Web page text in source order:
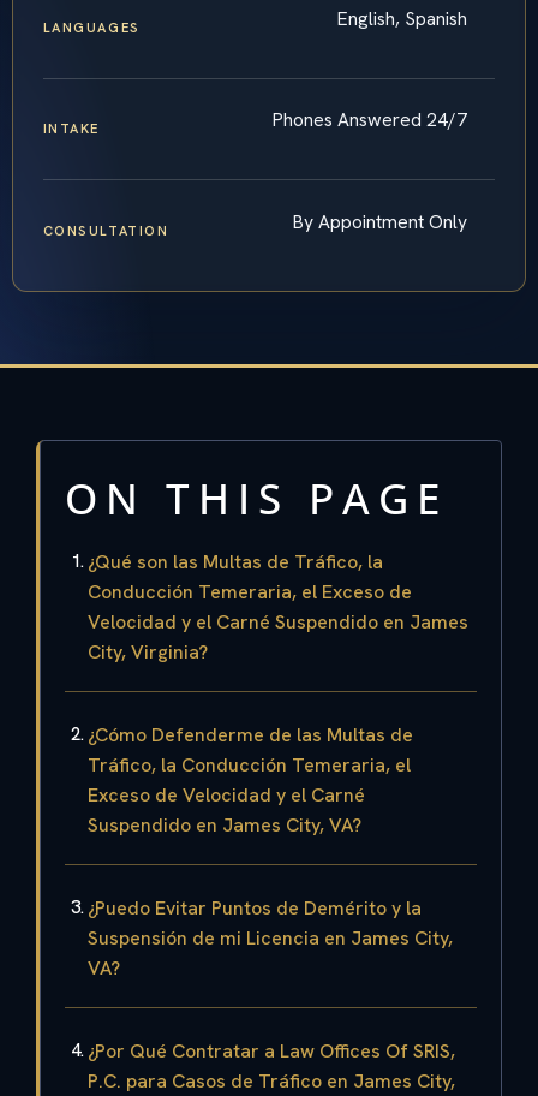
LANGUAGES English, Spanish
INTAKE Phones Answered 24/7
CONSULTATION By Appointment Only
ON THIS PAGE
¿Qué son las Multas de Tráfico, la
Conducción Temeraria, el Exceso de
Velocidad y el Carné Suspendido en James
City, Virginia?
¿Cómo Defenderme de las Multas de
Tráfico, la Conducción Temeraria, el
Exceso de Velocidad y el Carné
Suspendido en James City, VA?
¿Puedo Evitar Puntos de Demérito y la
Suspensión de mi Licencia en James City,
VA?
¿Por Qué Contratar a Law Offices Of SRIS,
P.C. para Casos de Tráfico en James City,